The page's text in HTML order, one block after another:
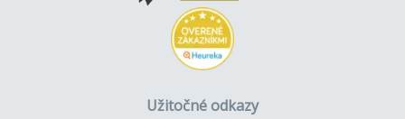
Užitočné odkazy